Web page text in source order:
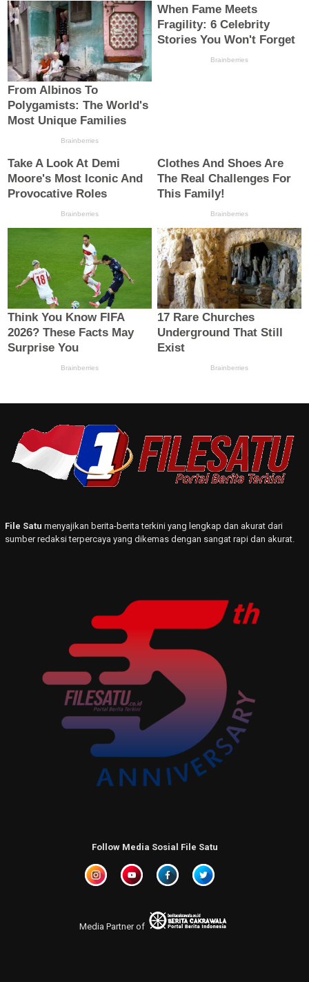
File Satu menyajikan berita-berita terkini yang lengkap dan akurat dari
sumber redaksi terpercaya yang dikemas dengan sangat rapi dan akurat.
Follow Media Sosial File Satu
Media Partner of